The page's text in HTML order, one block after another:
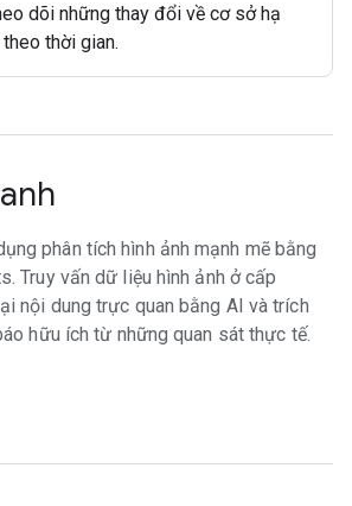
dõi những thay đổi về cơ sở hạ
thời gian.
phân tích hình ảnh mạnh mẽ bằng
Truy vấn dữ liệu hình ảnh ở cấp
nội dung trực quan bằng AI và trích
hữu ích từ những quan sát thực tế.